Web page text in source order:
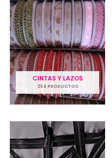
CINTAS Y LAZOS
254 PRODUCTOS